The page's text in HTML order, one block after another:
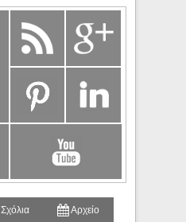
Σχόλια Αρχείο